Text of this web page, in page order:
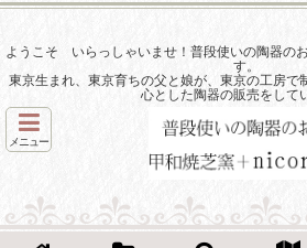
ようこそ いらっしゃいませ！普段使いの陶器の
す。
東京生まれ、東京育ちの父と娘が、東京の工房で
心とした陶器の販売をして
メニュー